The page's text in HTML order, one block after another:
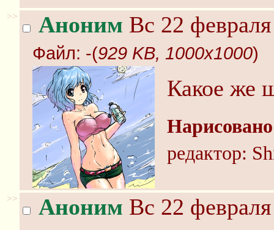
>> Аноним Вс 22
Файл: -(929 KB, 1000x1000)
Какое же
Нарисовано
редактор:
>> Аноним Вс 22